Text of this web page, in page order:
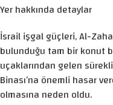
Yer hakkında detaylar
İsrail işgal güçleri, Al-
bulunduğu tam bir konut
uçaklarından gelen
Binası’na önemli hasar
olmasına neden oldu.